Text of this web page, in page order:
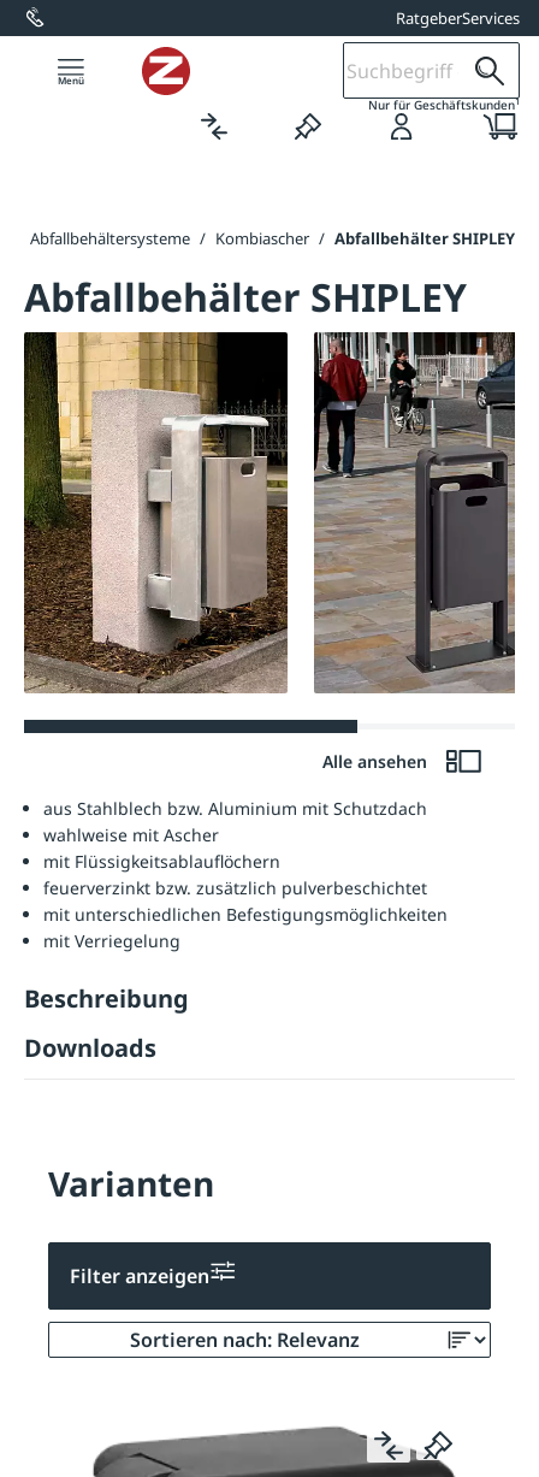
springen RatgeberServices
Nur für Geschäftskunden1
Abfallbehältersysteme / Kombiascher / Abfallbehälter SHIPLEY
Abfallbehälter SHIPLEY
Alle ansehen
aus Stahlblech bzw. Aluminium mit Schutzdach
wahlweise mit Ascher
mit Flüssigkeitsablauflöchern
feuerverzinkt bzw. zusätzlich pulverbeschichtet
mit unterschiedlichen Befestigungsmöglichkeiten
mit Verriegelung
Beschreibung
Downloads
Varianten
Filter anzeigen